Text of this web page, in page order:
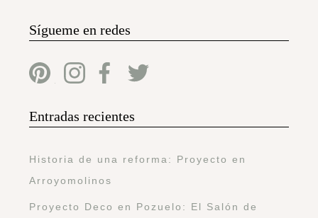
Sígueme en redes
Entradas recientes
Historia de una reforma: Proyecto en
Arroyomolinos
Proyecto Deco en Pozuelo: El Salón de